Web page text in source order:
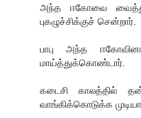
அந்த ஈகோவை
புகழுச்சிக்குச் சென்றார்.
பாபு அந்த
மாய்த்துக்கொண்டார்.
கடைசி காலத்தில்
வாங்கிக்கொடுக்க